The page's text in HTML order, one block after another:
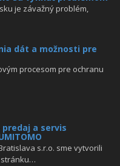
je závažný problém,
dát a možnosti pre
procesom pre ochranu
a servis
s.r.o. sme vytvorili